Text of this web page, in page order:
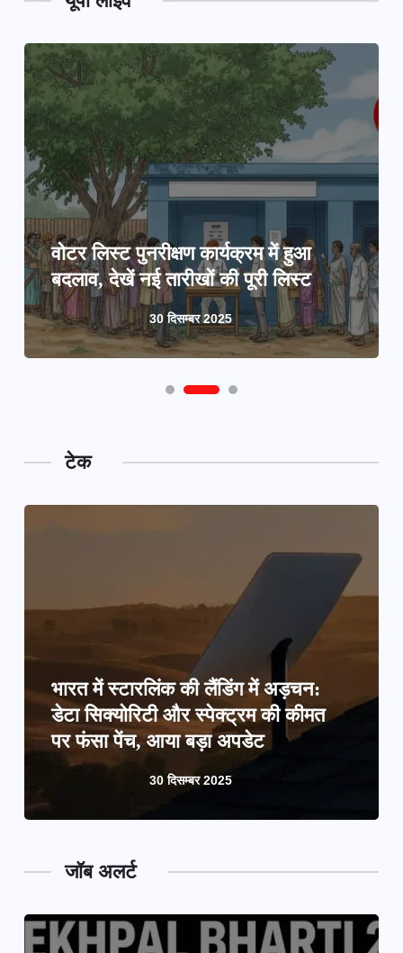
वोटर लिस्ट पुनरीक्षण कार्यक्रम में हुआ
बदलाव, देखें नई तारीखों की पूरी लिस्ट
30 दिसम्बर 2025
टेक
भारत में स्टारलिंक की लैंडिंग में अड़चन:
डेटा सिक्योरिटी और स्पेक्ट्रम की कीमत
पर फंसा पेंच, आया बड़ा अपडेट
30 दिसम्बर 2025
जॉब अलर्ट